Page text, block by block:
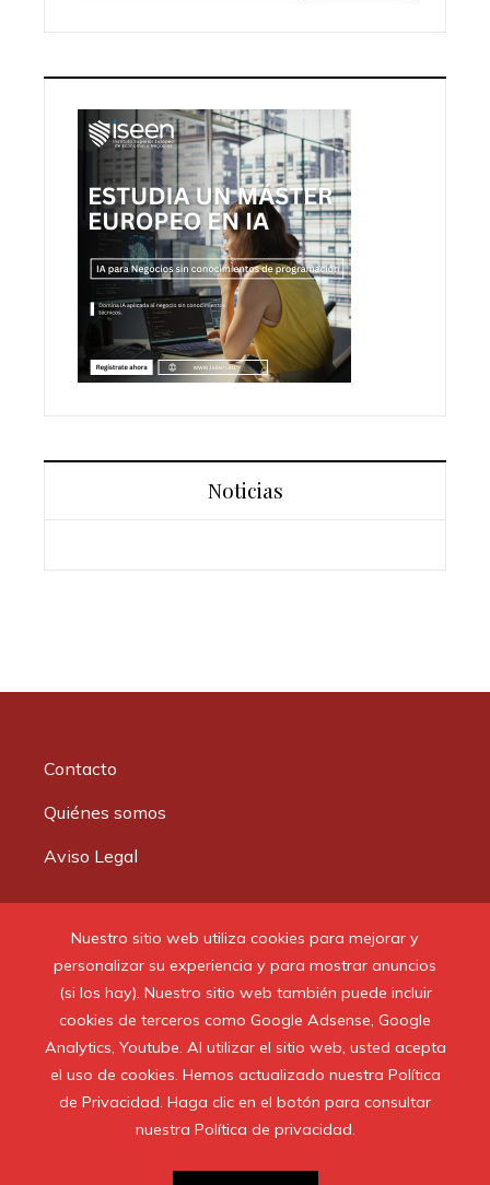
Nuestro sitio web utiliza cookies para mejorar y
personalizar su experiencia y para mostrar anuncios
(si los hay). Nuestro sitio web también puede incluir
cookies de terceros como Google Adsense, Google
Analytics, Youtube. Al utilizar el sitio web, usted acepta
el uso de cookies. Hemos actualizado nuestra Política
de Privacidad. Haga clic en el botón para consultar
nuestra Política de privacidad.
Noticias
Contacto
Quiénes somos
Aviso Legal
© 2020 Todos los derechos reservados.